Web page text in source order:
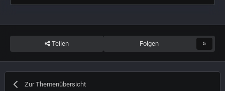
Teilen Folgen 5
Zur Themenübersicht